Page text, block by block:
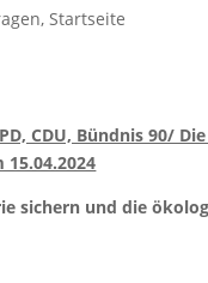
,Startseite
CDU, Bündnis 90/
15.04.2024
sichern und die